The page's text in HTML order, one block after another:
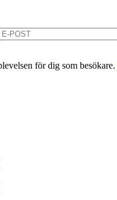
för dig som besökare.